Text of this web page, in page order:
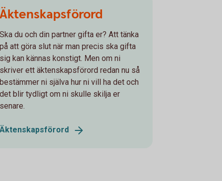
Äktenskapsförord
Ska du och din partner gifta er? Att tänka
på att göra slut när man precis ska gifta
sig kan kännas konstigt. Men om ni
skriver ett äktenskapsförord redan nu så
bestämmer ni själva hur ni vill ha det och
det blir tydligt om ni skulle skilja er
senare.
Äktenskapsförord